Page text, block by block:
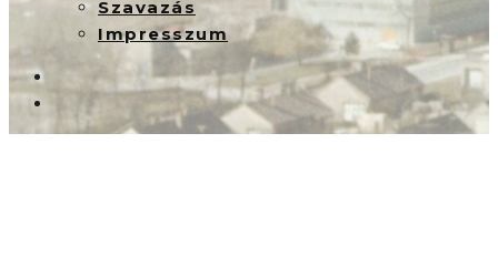
Szavazás
Impresszum